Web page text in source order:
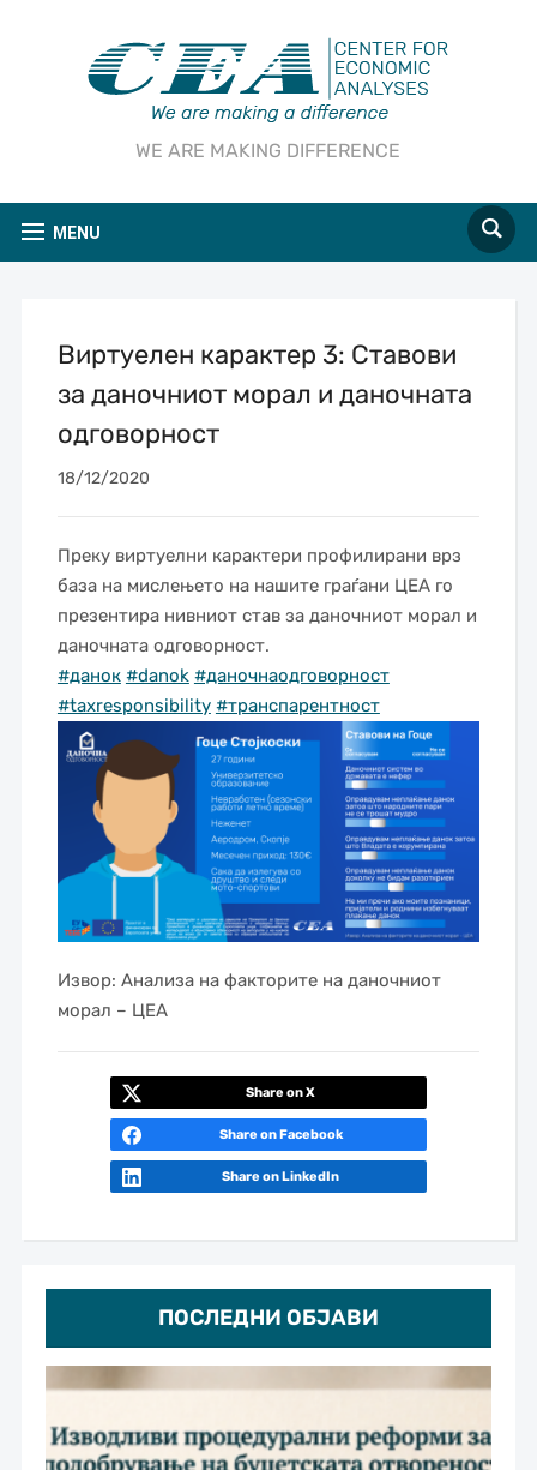
WE ARE MAKING DIFFERENCE
MENU
ПОСЛЕДНИ ОБЈАВИ
Виртуелен карактер 3: Ставови
за даночниот морал и даночната
одговорност
18/12/2020
Преку виртуелни карактери профилирани врз
база на мислењето на нашите граѓани ЦЕА го
презентира нивниот став за даночниот морал и
даночната одговорност.
#данок #danok #даночнаодговорност
#taxresponsibility #транспарентност
Извор: Анализа на факторите на даночниот
морал – ЦЕА
Share on X
Share on Facebook
Share on LinkedIn